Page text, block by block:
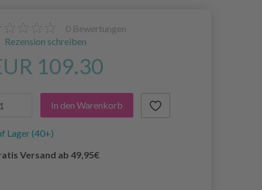
0 Bewertungen
Rezension schreiben
109.30
In den Warenkorb
Lager (40+)
Versand ab 49,95€